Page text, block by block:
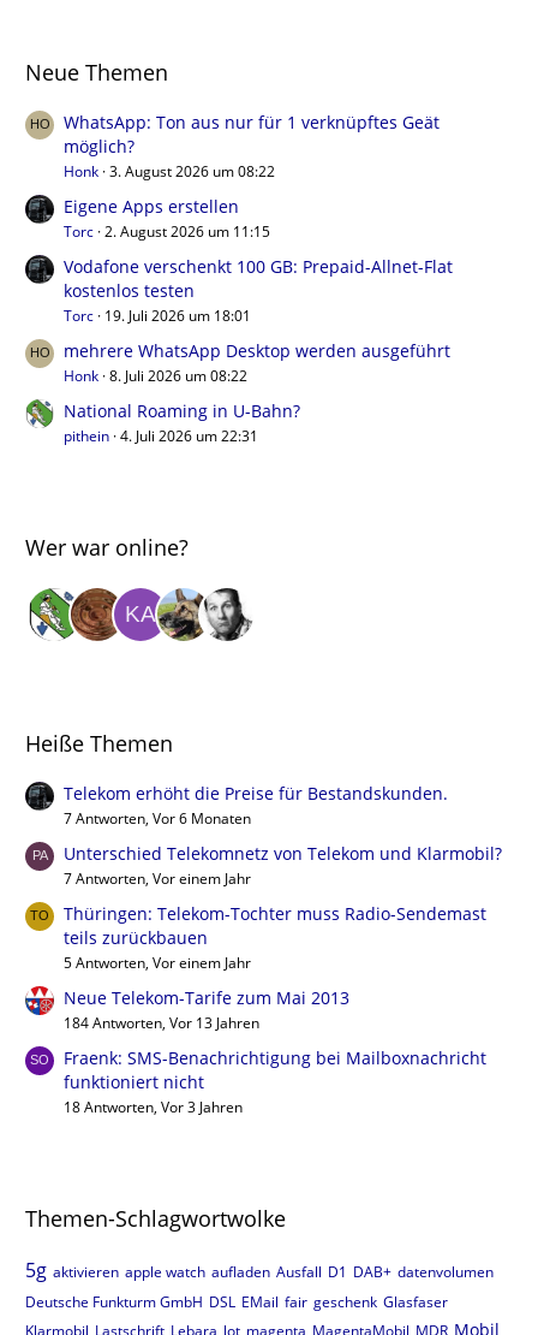
Neue Themen
WhatsApp: Ton aus nur für 1 verknüpftes Geät
möglich?
Honk 3. August 2026 um 08:22
Eigene Apps erstellen
Torc 2. August 2026 um 11:15
Vodafone verschenkt 100 GB: Prepaid-Allnet-Flat
kostenlos testen
Torc 19. Juli 2026 um 18:01
mehrere WhatsApp Desktop werden ausgeführt
Honk 8. Juli 2026 um 08:22
National Roaming in U-Bahn?
pithein 4. Juli 2026 um 22:31
Wer war online?
Heiße Themen
Telekom erhöht die Preise für Bestandskunden.
7 Antworten, Vor 6 Monaten
Unterschied Telekomnetz von Telekom und Klarmobil?
7 Antworten, Vor einem Jahr
Thüringen: Telekom-Tochter muss Radio-Sendemast
teils zurückbauen
5 Antworten, Vor einem Jahr
Neue Telekom-Tarife zum Mai 2013
184 Antworten, Vor 13 Jahren
Fraenk: SMS-Benachrichtigung bei Mailboxnachricht
funktioniert nicht
18 Antworten, Vor 3 Jahren
Themen-Schlagwortwolke
5g aktivieren apple watch aufladen Ausfall D1 DAB+ datenvolumen
Deutsche Funkturm GmbH DSL EMail fair geschenk Glasfaser
Klarmobil Lastschrift Lebara lot magenta MagentaMobil MDR Mobil